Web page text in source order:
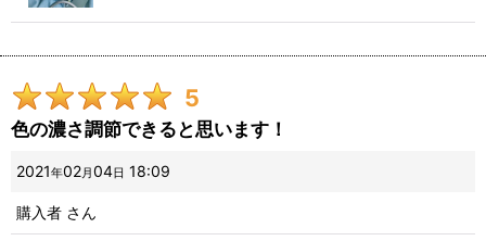
5
色の濃さ調節できると思います！
2021年02月 04日 18:09
購入者 さん